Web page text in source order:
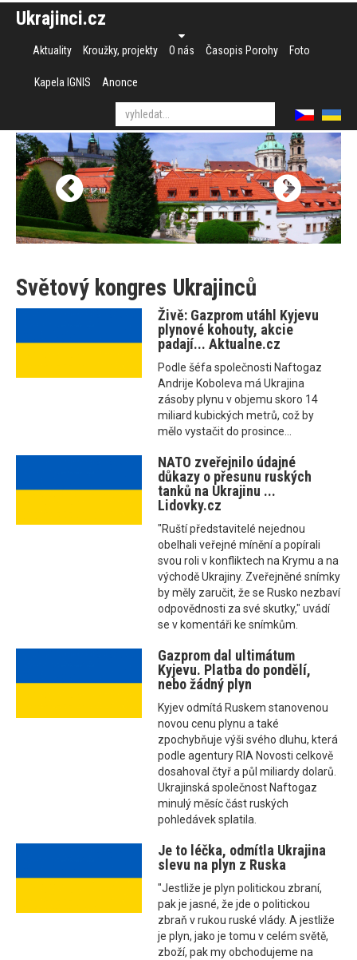
Ukrajinci.cz
Aktuality Kroužky, projekty O nás Časopis Porohy Foto
Kapela IGNIS Anonce
Světový kongres Ukrajinců
Živě: Gazprom utáhl Kyjevu
plynové kohouty, akcie
padají... Aktualne.cz
Podle šéfa společnosti Naftogaz
Andrije Koboleva má Ukrajina
zásoby plynu v objemu skoro 14
miliard kubických metrů, což by
mělo vystačit do prosince...
NATO zveřejnilo údajné
důkazy o přesunu ruských
tanků na Ukrajinu ...
Lidovky.cz
"Ruští představitelé nejednou
obelhali veřejné mínění a popírali
svou roli v konfliktech na Krymu a na
východě Ukrajiny. Zveřejněné snímky
by měly zaručit, že se Rusko nezbaví
odpovědnosti za své skutky," uvádí
se v komentáři ke snímkům.
Gazprom dal ultimátum
Kyjevu. Platba do pondělí,
nebo žádný plyn
Kyjev odmítá Ruskem stanovenou
novou cenu plynu a také
zpochybňuje výši svého dluhu, která
podle agentury RIA Novosti celkově
dosahoval čtyř a půl miliardy dolarů.
Ukrajinská společnost Naftogaz
minulý měsíc část ruských
pohledávek splatila.
Je to léčka, odmítla Ukrajina
slevu na plyn z Ruska
"Jestliže je plyn politickou zbraní,
pak je jasné, že jde o politickou
zbraň v rukou ruské vlády. A jestliže
je plyn, jako je tomu v celém světě,
zboží, pak my obchodujeme na